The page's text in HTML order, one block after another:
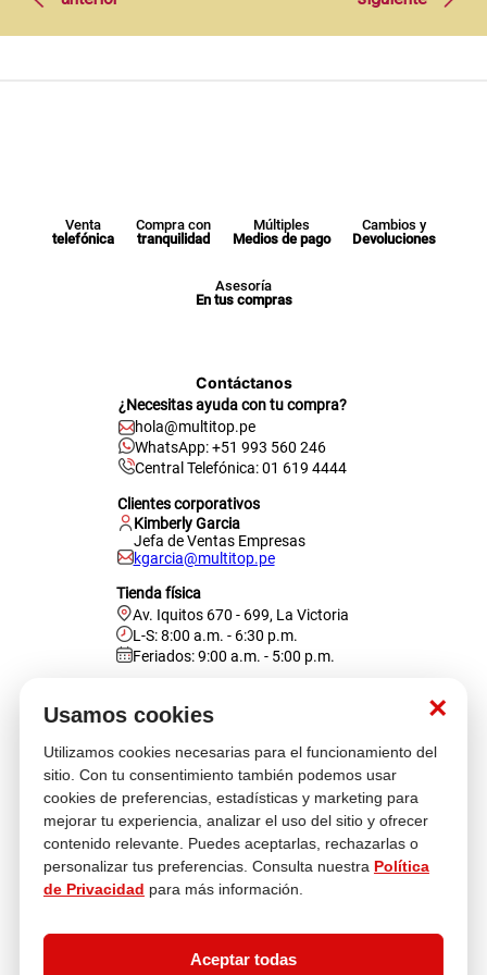
×
Usamos cookies
Utilizamos cookies necesarias para el funcionamiento del
sitio. Con tu consentimiento también podemos usar
cookies de preferencias, estadísticas y marketing para
mejorar tu experiencia, analizar el uso del sitio y ofrecer
contenido relevante. Puedes aceptarlas, rechazarlas o
personalizar tus preferencias. Consulta nuestra Política
de Privacidad para más información.
Aceptar todas
Venta
telefónica
Compra con
tranquilidad
Múltiples
Medios de pago
Cambios y
Devoluciones
Asesoría
En tus compras
Contáctanos
¿Necesitas ayuda con tu compra?
hola@multitop.pe
WhatsApp: +51 993 560 246
Central Telefónica: 01 619 4444
Clientes corporativos
Kimberly Garcia
Jefa de Ventas Empresas
kgarcia@multitop.pe
Tienda física
Av. Iquitos 670 - 699, La Victoria
L-S: 8:00 a.m. - 6:30 p.m.
Feriados: 9:00 a.m. - 5:00 p.m.
Atención al cliente
Descubre más